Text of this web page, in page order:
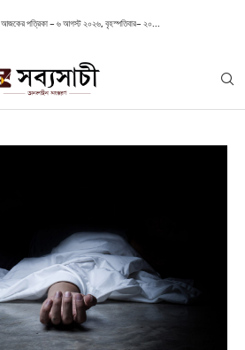
আজকের পত্রিকা – ৬ আগস্ট ২০২৬, বৃহস্পতিবার– ২০...